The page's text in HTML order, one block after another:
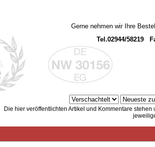
Gerne nehmen wir Ihre Bestellung
Tel.02944/58219 Fax-
Die hier veröffentlichten Artikel und Kommentare